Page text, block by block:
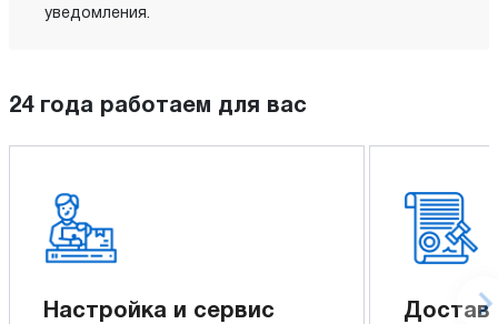
уведомления.
24 года работаем для вас
Настройка и сервис